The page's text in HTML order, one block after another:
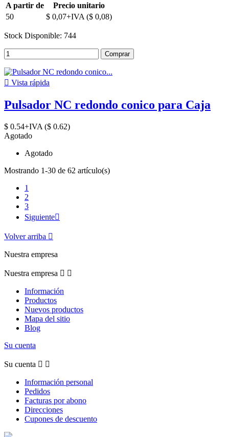
A partir de
Precio unitario
50
$ 0,07+IVA ($ 0,08)
Stock Disponible: 744
Comprar
 Vista rápida
Pulsador NC redondo conico para Caja
$ 0.54+IVA ($ 0.62)
Agotado
Agotado
Mostrando 1-30 de 62 artículo(s)
1
2
3
Siguiente
Volver arriba 
Nuestra empresa
Nuestra empresa  
Información
Productos
Nuevos productos
Mapa del sitio
Blog
Su cuenta
Su cuenta  
Información personal
Pedidos
Facturas por abono
Direcciones
Cupones de descuento